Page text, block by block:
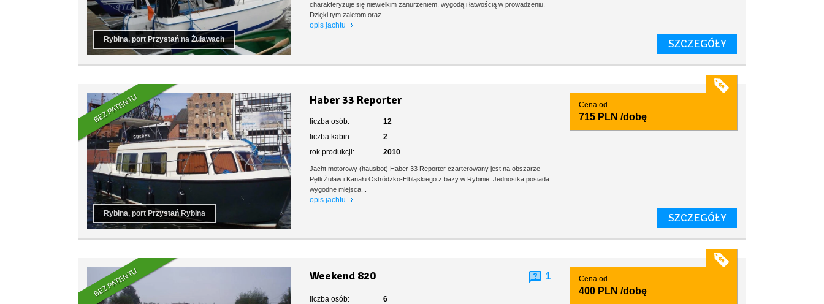
Rybina, port Przystań na Żuławach
charakteryzuje się niewielkim zanurzeniem, wygodą i łatwością w prowadzeniu.
Dzięki tym zaletom oraz...
opis jachtu
SZCZEGÓŁY
BEZ PATENTU
Rybina, port Przystań Rybina
Haber 33 Reporter
liczba osób:
12
liczba kabin:
2
rok produkcji:
2010
Jacht motorowy (hausbot) Haber 33 Reporter czarterowany jest na obszarze
Pętli Żuław i Kanału Ostródzko-Elbląskiego z bazy w Rybinie. Jednostka posiada
wygodne miejsca...
opis jachtu
Cena od
715 PLN /dobę
SZCZEGÓŁY
BEZ PATENTU Weekend 820 1
liczba osób:
6
Cena od
400 PLN /dobę